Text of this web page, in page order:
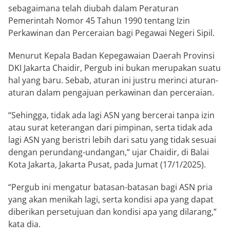
sebagaimana telah diubah dalam Peraturan
Pemerintah Nomor 45 Tahun 1990 tentang Izin
Perkawinan dan Perceraian bagi Pegawai Negeri Sipil.
Menurut Kepala Badan Kepegawaian Daerah Provinsi
DKI Jakarta Chaidir, Pergub ini bukan merupakan suatu
hal yang baru. Sebab, aturan ini justru merinci aturan-
aturan dalam pengajuan perkawinan dan perceraian.
“Sehingga, tidak ada lagi ASN yang bercerai tanpa izin
atau surat keterangan dari pimpinan, serta tidak ada
lagi ASN yang beristri lebih dari satu yang tidak sesuai
dengan perundang-undangan,” ujar Chaidir, di Balai
Kota Jakarta, Jakarta Pusat, pada Jumat (17/1/2025).
“Pergub ini mengatur batasan-batasan bagi ASN pria
yang akan menikah lagi, serta kondisi apa yang dapat
diberikan persetujuan dan kondisi apa yang dilarang,”
kata dia.